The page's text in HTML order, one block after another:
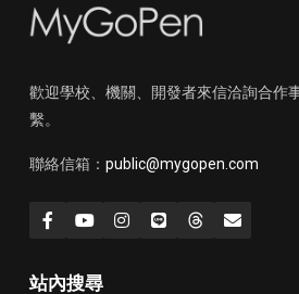
歡迎學校、機關、開發者來信洽詢合作
繫。
聯絡信箱： public@mygopen.com
站內搜尋